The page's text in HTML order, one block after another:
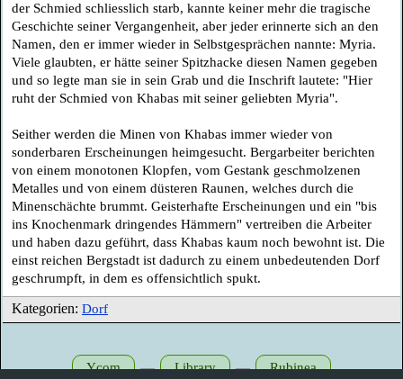
der Schmied schliesslich starb, kannte keiner mehr die tragische
Geschichte seiner Vergangenheit, aber jeder erinnerte sich an den
Namen, den er immer wieder in Selbstgesprächen nannte: Myria.
Viele glaubten, er hätte seiner Spitzhacke diesen Namen gegeben
und so legte man sie in sein Grab und die Inschrift lautete: "Hier
ruht der Schmied von Khabas mit seiner geliebten Myria".
Seither werden die Minen von Khabas immer wieder von
sonderbaren Erscheinungen heimgesucht. Bergarbeiter berichten
von einem monotonen Klopfen, vom Gestank geschmolzenen
Metalles und von einem düsteren Raunen, welches durch die
Minenschächte brummt. Geisterhafte Erscheinungen und ein "bis
ins Knochenmark dringendes Hämmern" vertreiben die Arbeiter
und haben dazu geführt, dass Khabas kaum noch bewohnt ist. Die
einst reichen Bergstadt ist dadurch zu einem unbedeutenden Dorf
geschrumpft, in dem es offensichtlich spukt.
Kategorien: Dorf
Ycom — Library — Rubinea